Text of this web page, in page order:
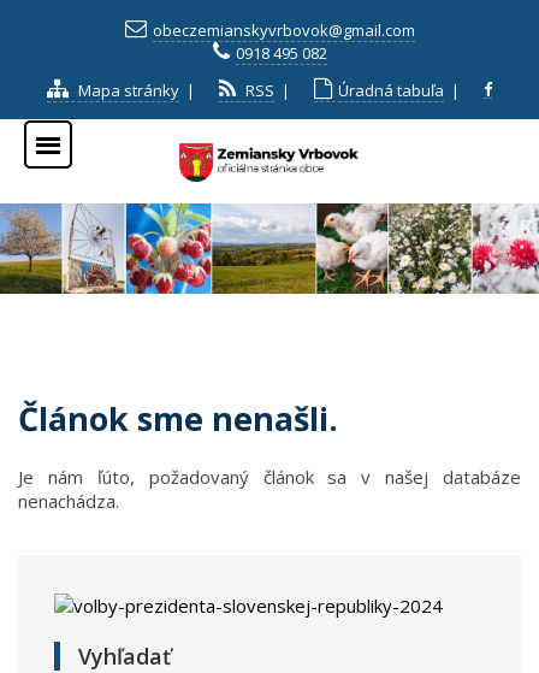
obeczemianskyvrbovok@gmail.com
0918 495 082
Mapa stránky | RSS | Úradná tabuľa |
Článok sme nenašli.
Je nám ľúto, požadovaný článok sa v našej databáze
nenachádza.
Vyhľadať